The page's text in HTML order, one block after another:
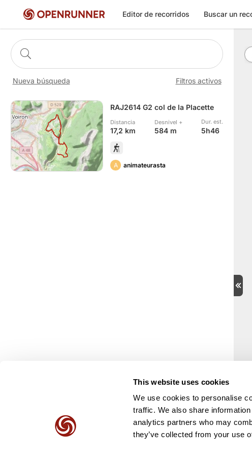
This website uses cookies
We use cookies to personalise
traffic. We also share
analytics partners who may
they’ve collected from your use
Editor de recorridos Buscar un
Nueva búsqueda Filtros activos
RAJ2614 G2 col de la Placette
Distancia
17,2 km
Desnivel +
584 m
Dur. est.
5h46
A animateurasta